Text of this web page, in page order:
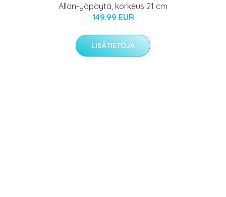
Allan-yöpöytä, korkeus 21 cm
149.99 EUR
LISÄTIETOJA